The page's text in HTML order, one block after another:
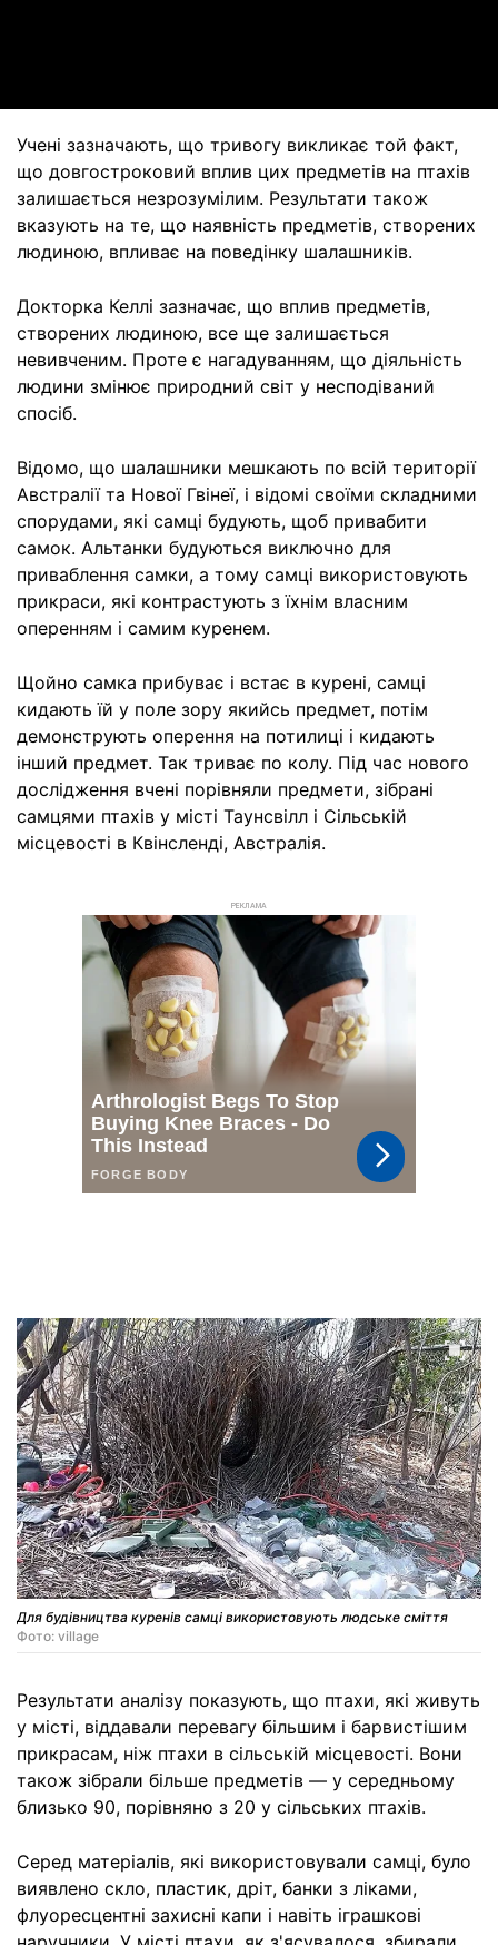
Учені зазначають, що тривогу викликає той факт,
що довгостроковий вплив цих предметів на птахів
залишається незрозумілим. Результати також
вказують на те, що наявність предметів, створених
людиною, впливає на поведінку шалашників.
Докторка Келлі зазначає, що вплив предметів,
створених людиною, все ще залишається
невивченим. Проте є нагадуванням, що діяльність
людини змінює природний світ у несподіваний
спосіб.
Відомо, що шалашники мешкають по всій території
Австралії та Нової Гвінеї, і відомі своїми складними
спорудами, які самці будують, щоб привабити
самок. Альтанки будуються виключно для
приваблення самки, а тому самці використовують
прикраси, які контрастують з їхнім власним
оперенням і самим куренем.
Щойно самка прибуває і встає в курені, самці
кидають їй у поле зору якийсь предмет, потім
демонструють оперення на потилиці і кидають
інший предмет. Так триває по колу. Під час нового
дослідження вчені порівняли предмети, зібрані
самцями птахів у місті Таунсвілл і Сільській
місцевості в Квінсленді, Австралія.
РЕКЛАМА
Для будівництва куренів самці використовують людське сміття
Фото: village
Результати аналізу показують, що птахи, які живуть
у місті, віддавали перевагу більшим і барвистішим
прикрасам, ніж птахи в сільській місцевості. Вони
також зібрали більше предметів — у середньому
близько 90, порівняно з 20 у сільських птахів.
Серед матеріалів, які використовували самці, було
виявлено скло, пластик, дріт, банки з ліками,
флуоресцентні захисні капи і навіть іграшкові